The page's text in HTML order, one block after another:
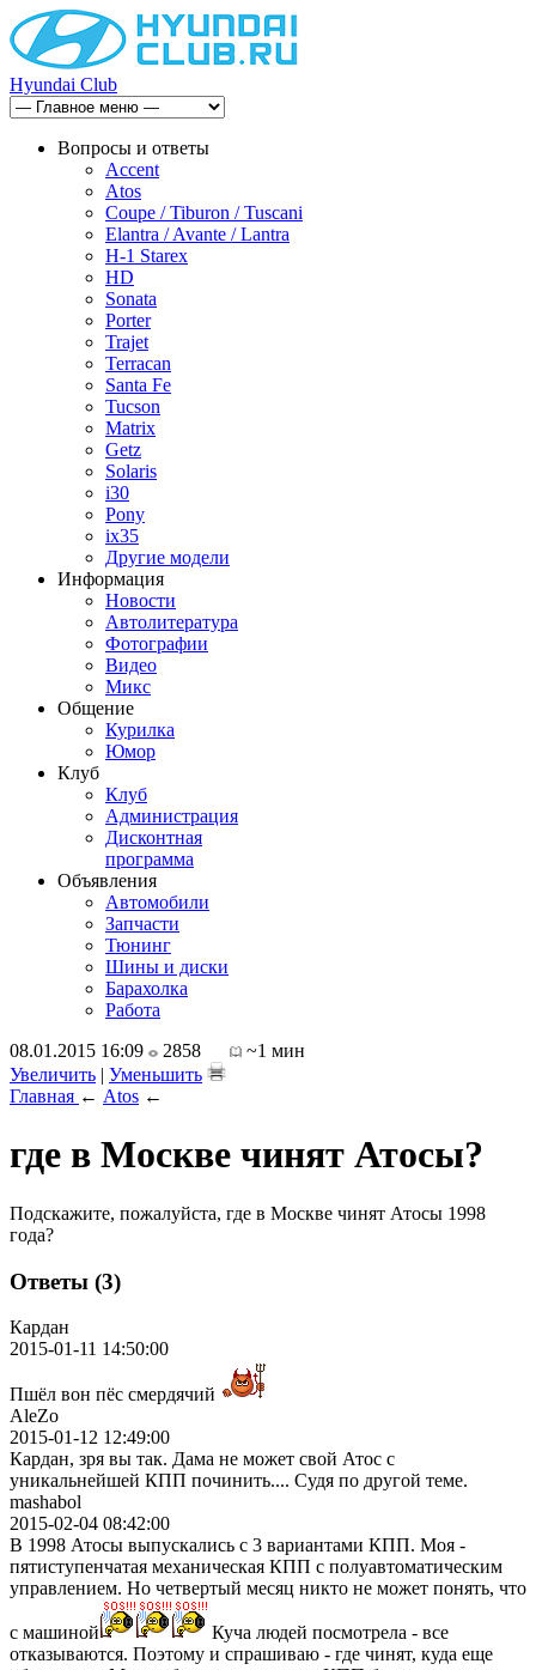
Hyundai Club
Вопросы и ответы
Accent
Atos
Coupe / Tiburon / Tuscani
Elantra / Avante / Lantra
H-1 Starex
HD
Sonata
Porter
Trajet
Terracan
Santa Fe
Tucson
Matrix
Getz
Solaris
i30
Pony
ix35
Другие модели
Информация
Новости
Автолитература
Фотографии
Видео
Микс
Общение
Курилка
Юмор
Клуб
Клуб
Администрация
Дисконтная
программа
Объявления
Автомобили
Запчасти
Тюнинг
Шины и диски
Барахолка
Работа
08.01.2015 16:09
2858
~1 мин
Увеличить | Уменьшить
Главная ← Atos ←
где в Москве чинят Атосы?
Подскажите, пожалуйста, где в Москве чинят Атосы 1998
года?
Ответы (3)
Кардан
2015-01-11 14:50:00
Пшёл вон пёс смердячий
AleZo
2015-01-12 12:49:00
Кардан, зря вы так. Дама не может свой Атос с
уникальнейшей КПП починить.... Судя по другой теме.
mashabol
2015-02-04 08:42:00
В 1998 Атосы выпускались с 3 вариантами КПП. Моя -
пятиступенчатая механическая КПП с полуавтоматическим
управлением. Но четвертый месяц никто не может понять, что
с машиной
Куча людей посмотрела - все
отказываются. Поэтому и спрашиваю - где чинят, куда еще